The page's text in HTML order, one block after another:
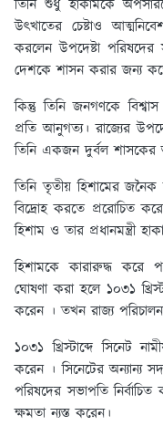
তিনি শুধু হাকামকে
উৎখাতের চেষ্টাও
করলেন উপদেষ্টা
দেশকে শাসন করার জন্য
কিন্তু তিনি জনগণকে
প্রতি আনুগত্য। রাজ্যের
তিনি একজন দুর্বল শাসকের
তিনি তৃতীয় হিশামের
বিদ্রোহ করতে প্ররোচিত
হিশাম ও তার প্রধানমন্ত্রী
হিশামকে কারারুদ্ধ করে
ঘোষণা করা হলে ১০৩১
করেন । তখন রাজ্য
১০৩১ খ্রিস্টাব্দে সিনেট
করেন । সিনেটের অন্যান্য
পরিষদের সভাপতি
ক্ষমতা ন্যস্ত করেন।